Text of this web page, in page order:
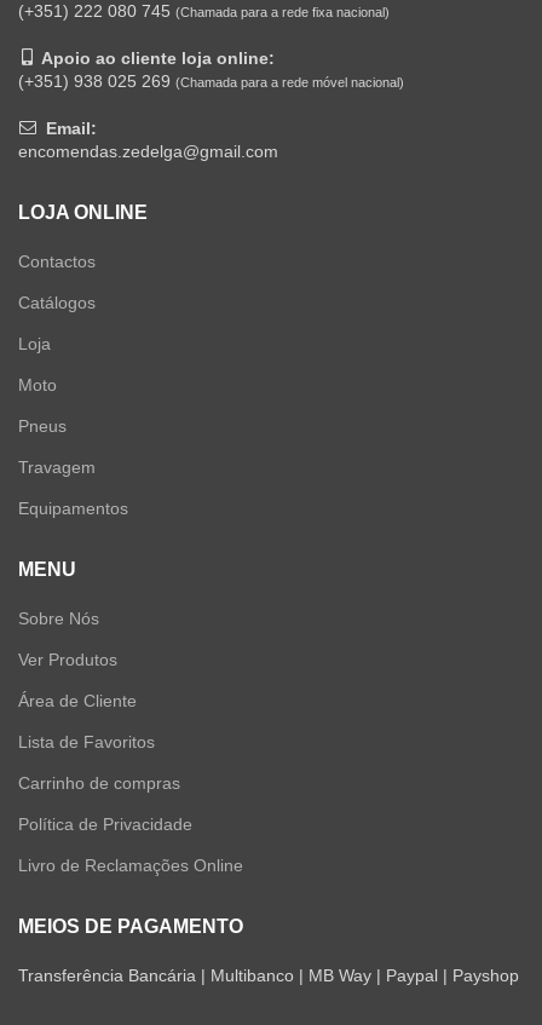
(+351) 222 080 745 (Chamada para a rede fixa nacional)
Apoio ao cliente loja online:
(+351) 938 025 269 (Chamada para a rede móvel nacional)
Email:
encomendas.zedelga@gmail.com
LOJA ONLINE
Contactos
Catálogos
Loja
Moto
Pneus
Travagem
Equipamentos
MENU
Sobre Nós
Ver Produtos
Área de Cliente
Lista de Favoritos
Carrinho de compras
Política de Privacidade
Livro de Reclamações Online
MEIOS DE PAGAMENTO
Transferência Bancária | Multibanco | MB Way | Paypal | Payshop